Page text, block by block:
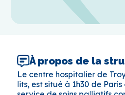
À propos de la
Le centre hospitalier de
lits, est situé à 1h30 de